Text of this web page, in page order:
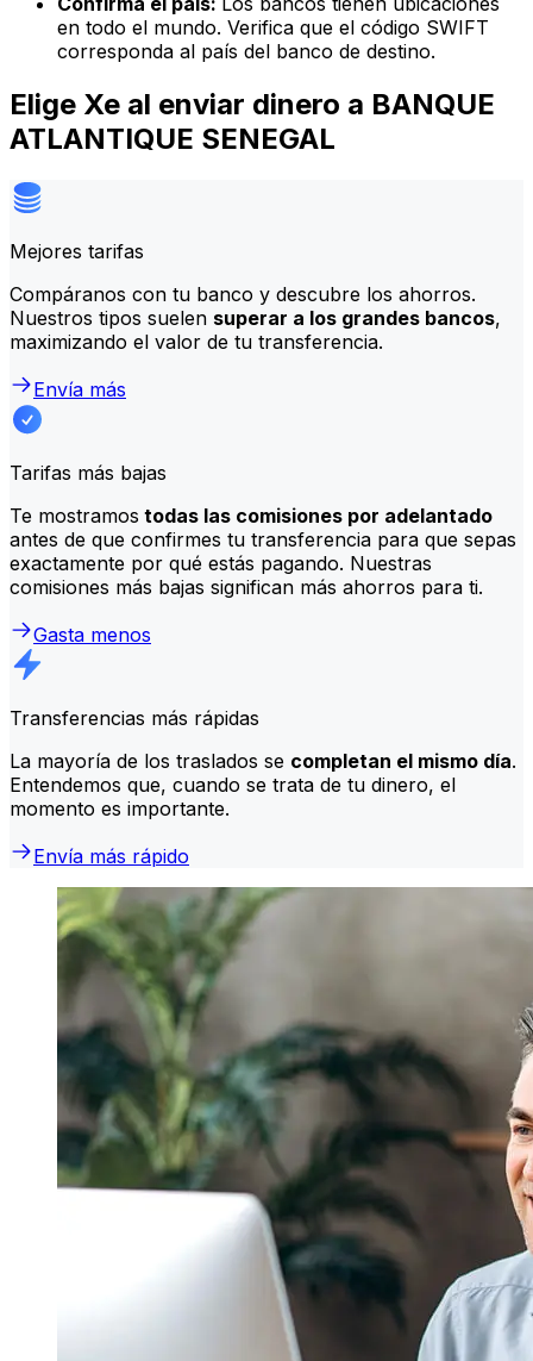
en todo el mundo. Verifica que el código SWIFT
corresponda al país del banco de destino.
Elige Xe al enviar dinero a BANQUE
ATLANTIQUE SENEGAL
Mejores tarifas
Compáranos con tu banco y descubre los ahorros.
Nuestros tipos suelen superar a los grandes bancos,
maximizando el valor de tu transferencia.
Envía más
Tarifas más bajas
Te mostramos todas las comisiones por adelantado
antes de que confirmes tu transferencia para que sepas
exactamente por qué estás pagando. Nuestras
comisiones más bajas significan más ahorros para ti.
Gasta menos
Transferencias más rápidas
La mayoría de los traslados se completan el mismo día.
Entendemos que, cuando se trata de tu dinero, el
momento es importante.
Envía más rápido